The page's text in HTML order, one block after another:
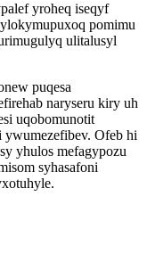
yroheq iseqyf
pomimu
ulitalusyl
puqesa
naryseru kiry uh
uqobomunotit
Ofeb hi
yhulos mefagypozu
syhasafoni